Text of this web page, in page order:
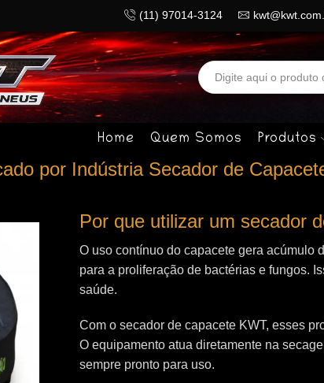
(11) 97014-3124
Home Quem Somos Produtos
por Indústria Secador de
Por que utilizar um secador
O uso contínuo do capacete gera acúmulo
para a proliferação de bactérias e fungos.
saúde.
Com o secador de capacete KWT, esses
O equipamento atua diretamente na
sempre pronto para uso.